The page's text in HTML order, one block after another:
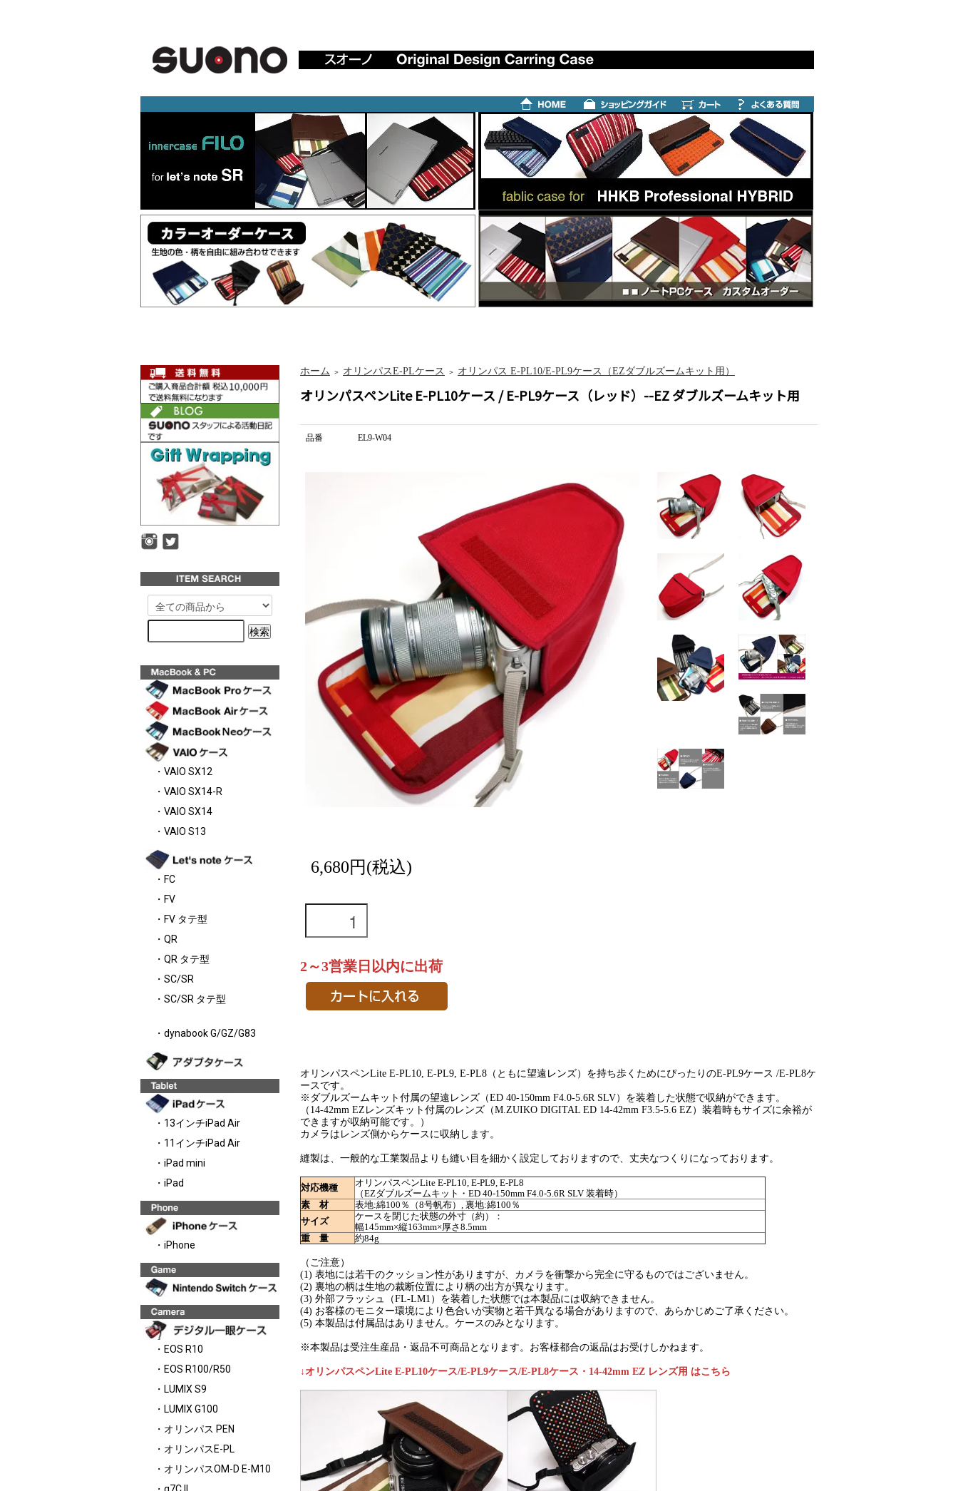
・VAIO SX12
・VAIO SX14-R
・VAIO SX14
・VAIO S13
・FC
・FV
・FV タテ型
・QR
・QR タテ型
・SC/SR
・SC/SR タテ型
・dynabook G/GZ/G83
・13インチiPad Air
・11インチiPad Air
・iPad mini
・iPad
・iPhone
・EOS R10
・EOS R100/R50
・LUMIX S9
・LUMIX G100
・オリンパス PEN
・オリンパスE-PL
・オリンパスOM-D E-M10
ホーム ＞ オリンパスE-PLケース ＞ オリンパス E-PL10/E-PL9ケース（EZダブルズームキット用）
オリンパスペンLite E-PL10ケース / E-PL9ケース（レッド）--EZ ダブルズームキット用
品番 EL9-W04
6,680円(税込)
2～3営業日以内に出荷
オリンパスペンLite E-PL10, E-PL9, E-PL8（ともに望遠レンズ）を持ち歩くためにぴったりのE-PL9ケース /E-PL8ケ
ースです。
※ダブルズームキット付属の望遠レンズ（ED 40-150mm F4.0-5.6R SLV）を装着した状態で収納ができます。
（14-42mm EZレンズキット付属のレンズ（M.ZUIKO DIGITAL ED 14-42mm F3.5-5.6 EZ）装着時もサイズに余裕が
できますが収納可能です。）
カメラはレンズ側からケースに収納します。
縫製は、一般的な工業製品よりも縫い目を細かく設定しておりますので、丈夫なつくりになっております。
対応機種
オリンパスペンLite E-PL10, E-PL9, E-PL8
（EZダブルズームキット・ED 40-150mm F4.0-5.6R SLV 装着時）
素 材
表地:綿100％（8号帆布）, 裏地:綿100％
サイズ
ケースを閉じた状態の外寸（約）：
幅145mm×縦163mm×厚さ8.5mm
重 量
約84g
（ご注意）
(1) 表地には若干のクッション性がありますが、カメラを衝撃から完全に守るものではございません。
(2) 裏地の柄は生地の裁断位置により柄の出方が異なります。
(3) 外部フラッシュ（FL-LM1）を装着した状態では本製品には収納できません。
(4) お客様のモニター環境により色合いが実物と若干異なる場合がありますので、あらかじめご了承ください。
(5) 本製品は付属品はありません。ケースのみとなります。
※本製品は受注生産品・返品不可商品となります。お客様都合の返品はお受けしかねます。
↓オリンパスペンLite E-PL10ケース/E-PL9ケース/E-PL8ケース・14-42mm EZ レンズ用 はこちら